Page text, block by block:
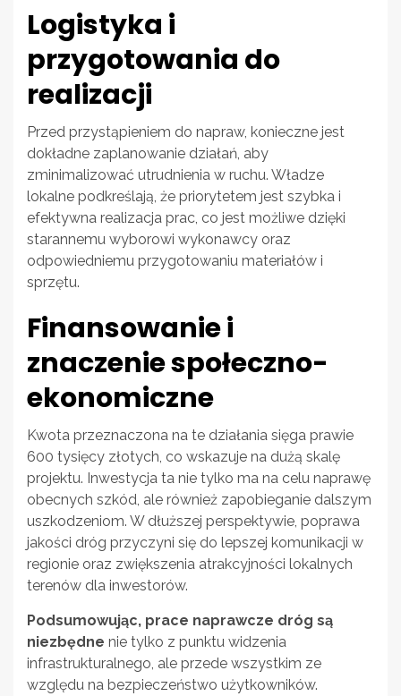
Logistyka i
przygotowania do
realizacji
Przed przystąpieniem do napraw, konieczne jest
dokładne zaplanowanie działań, aby
zminimalizować utrudnienia w ruchu. Władze
lokalne podkreślają, że priorytetem jest szybka i
efektywna realizacja prac, co jest możliwe dzięki
starannemu wyborowi wykonawcy oraz
odpowiedniemu przygotowaniu materiałów i
sprzętu.
Finansowanie i
znaczenie społeczno-
ekonomiczne
Kwota przeznaczona na te działania sięga prawie
600 tysięcy złotych, co wskazuje na dużą skalę
projektu. Inwestycja ta nie tylko ma na celu naprawę
obecnych szkód, ale również zapobieganie dalszym
uszkodzeniom. W dłuższej perspektywie, poprawa
jakości dróg przyczyni się do lepszej komunikacji w
regionie oraz zwiększenia atrakcyjności lokalnych
terenów dla inwestorów.
Podsumowując, prace naprawcze dróg są
niezbędne nie tylko z punktu widzenia
infrastrukturalnego, ale przede wszystkim ze
względu na bezpieczeństwo użytkowników.